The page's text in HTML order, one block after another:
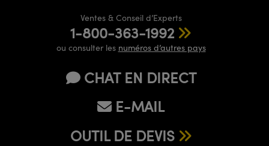
Ventes & Conseil d’Experts
1-800-363-1992
ou consulter les numéros d’autres pays
CHAT EN DIRECT
E-MAIL
OUTIL DE DEVIS